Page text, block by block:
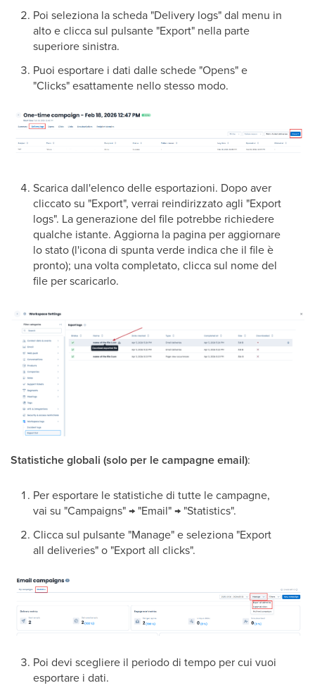
Poi seleziona la scheda "Delivery logs" dal menu in
alto e clicca sul pulsante "Export" nella parte
superiore sinistra.
Puoi esportare i dati dalle schede "Opens" e
"Clicks" esattamente nello stesso modo.
Scarica dall'elenco delle esportazioni. Dopo aver
cliccato su "Export", verrai reindirizzato agli "Export
logs". La generazione del file potrebbe richiedere
qualche istante. Aggiorna la pagina per aggiornare
lo stato (l'icona di spunta verde indica che il file è
pronto); una volta completato, clicca sul nome del
file per scaricarlo.
Statistiche globali (solo per le campagne email):
Per esportare le statistiche di tutte le campagne,
vai su "Campaigns" → "Email" → "Statistics".
Clicca sul pulsante "Manage" e seleziona "Export
all deliveries" o "Export all clicks".
Poi devi scegliere il periodo di tempo per cui vuoi
esportare i dati.